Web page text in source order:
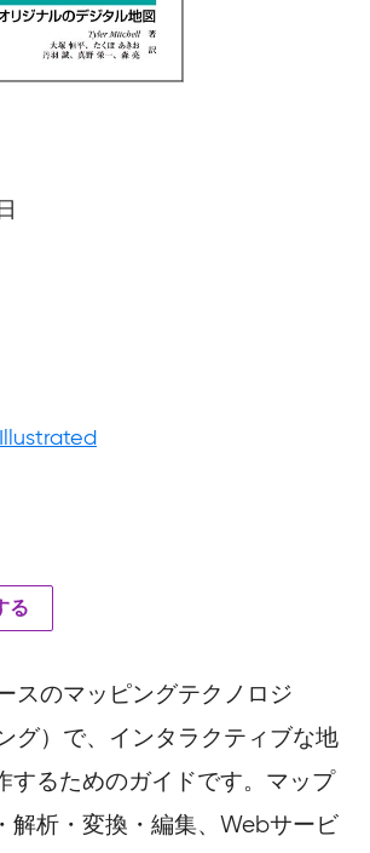
る
スのマッピングテクノロジ
グ）で、インタラクティブな地
するためのガイドです。マップ
解析・変換・編集、Webサービ